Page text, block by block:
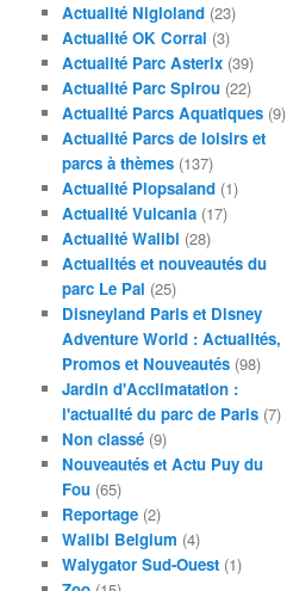
Actualité Nigloland (23)
Actualité OK Corral (3)
Actualité Parc Asterix (39)
Actualité Parc Spirou (22)
Actualité Parcs Aquatiques (9)
Actualité Parcs de loisirs et
parcs à thèmes (137)
Actualité Plopsaland (1)
Actualité Vulcania (17)
Actualité Walibi (28)
Actualités et nouveautés du
parc Le Pal (25)
Disneyland Paris et Disney
Adventure World : Actualités,
Promos et Nouveautés (98)
Jardin d'Acclimatation :
l'actualité du parc de Paris (7)
Non classé (9)
Nouveautés et Actu Puy du
Fou (65)
Reportage (2)
Walibi Belgium (4)
Walygator Sud-Ouest (1)